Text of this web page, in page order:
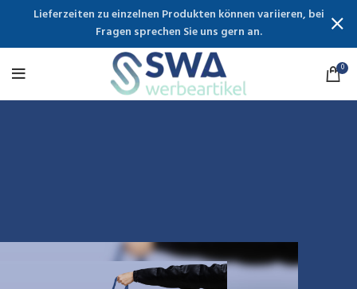
0
Lieferzeiten zu einzelnen Produkten können variieren, bei
Fragen sprechen Sie uns gern an.